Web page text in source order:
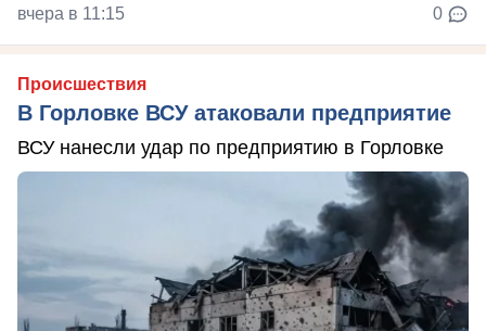
вчера в 11:15 0
Происшествия
В Горловке ВСУ атаковали предприятие
ВСУ нанесли удар по предприятию в Горловке